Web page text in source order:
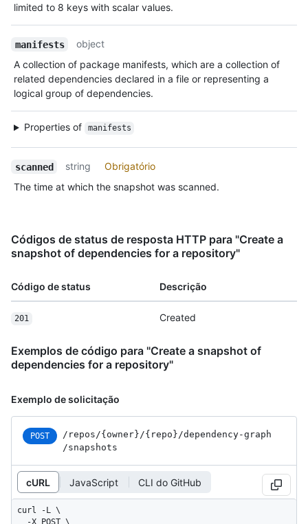
limited to 8 keys with scalar values.
manifests
object
A collection of package manifests, which are a collection of
related dependencies declared in a file or representing a
logical group of dependencies.
Properties of manifests
scanned string
Obrigatório
The time at which the snapshot was scanned.
Códigos de status de resposta HTTP para "Create a
snapshot of dependencies for a repository"
Código de status Descrição
201 Created
Exemplos de código para "Create a snapshot of
dependencies for a repository"
Exemplo de solicitação
POST /repos/{owner}/{repo}/dependency-graph
/snapshots
cURL JavaScript CLI do GitHub
curl -L \